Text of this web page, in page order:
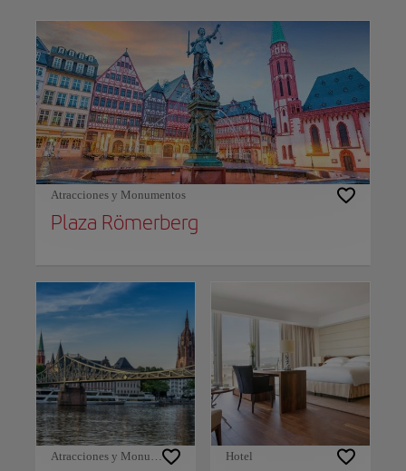
Atracciones y Monumentos
Plaza Römerberg
Atracciones y Monumentos Hotel